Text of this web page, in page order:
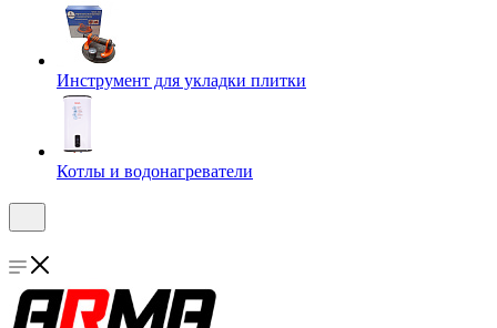
Инструмент для укладки плитки
Котлы и водонагреватели